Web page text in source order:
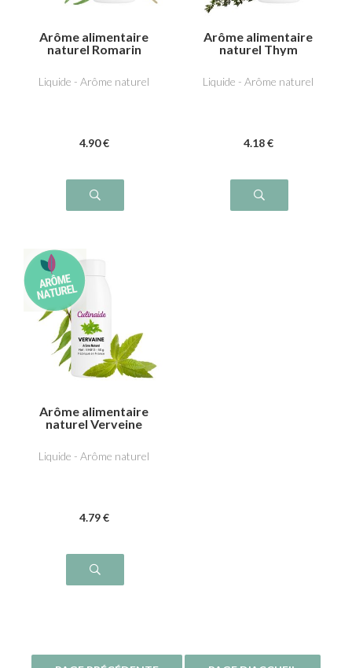
Arôme alimentaire
naturel Romarin
Liquide - Arôme naturel
4.90 €
Arôme alimentaire
naturel Thym
Liquide - Arôme naturel
4.18 €
Arôme alimentaire
naturel Verveine
Liquide - Arôme naturel
4.79 €